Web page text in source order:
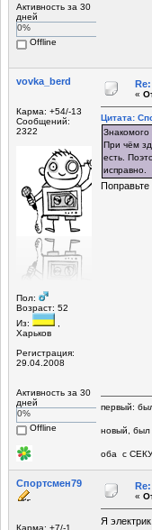
Активность за 30
дней
0%
Offline
vovka_berd
Карма: +54/-13
Сообщений:
2322
Пол:
Возраст: 52
Из:
Харьков
Регистрация:
29.04.2008
Активность за 30
дней
0%
Offline
«
Цитата:
Знакомого
При чём
есть.
исправно.
первый:
новый, был
оба с СЕКУ
Спортсмен79
Карма: +7/-1
«
Я